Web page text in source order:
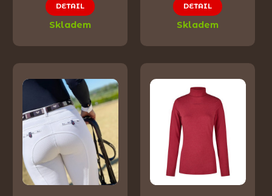
DETAIL
Skladem
DETAIL
Skladem